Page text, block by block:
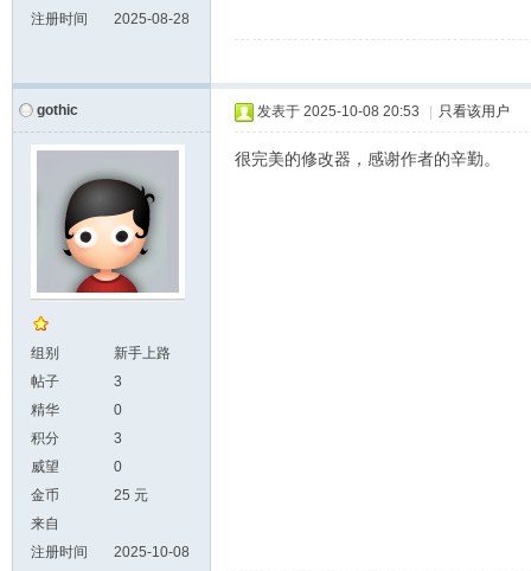
注册时间
2025-08-28
gothic
组别
新手上路
帖子
3
精华
0
积分
3
威望
0
金币
25 元
来自
注册时间
2025-10-08
发表于 2025-10-08 20:53 只看该用户
很完美的修改器，感谢作者的辛勤。